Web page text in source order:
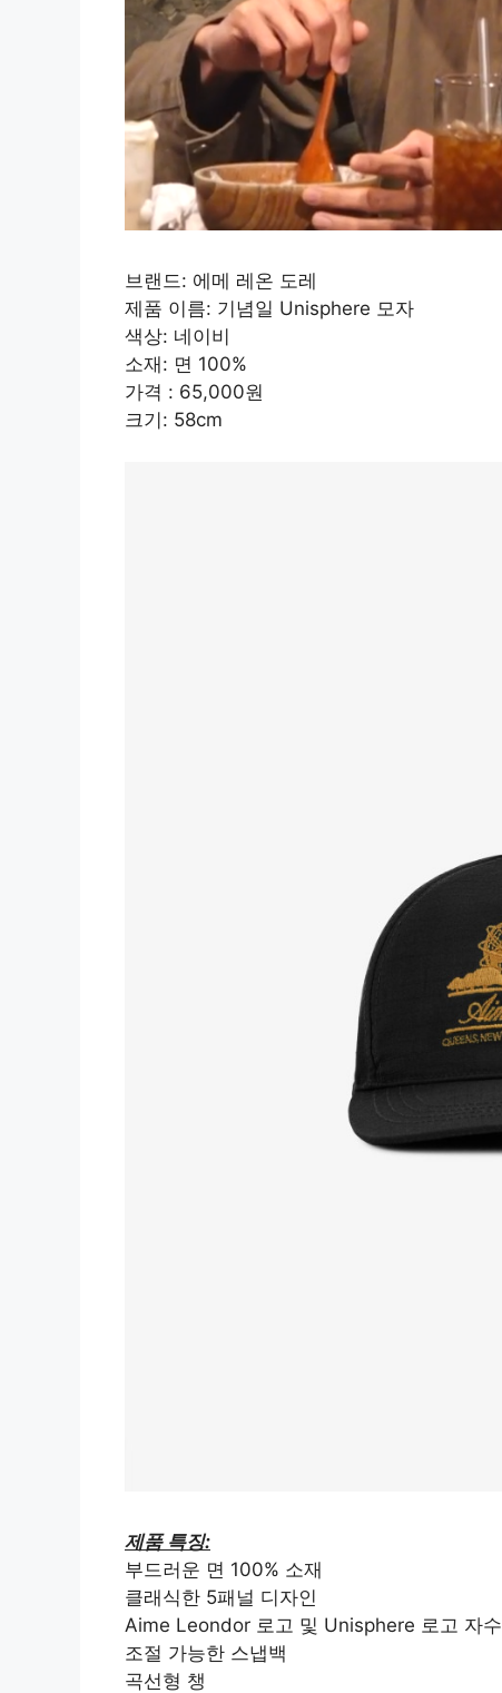
브랜드: 에메 레온 도레
제품 이름: 기념일 Unisphere 모자
색상: 네이비
소재: 면 100%
가격 : 65,000원
크기: 58cm
제품 특징:
부드러운 면 100% 소재
클래식한 5패널 디자인
Aime Leondor 로고 및 Unisphere 로고 자수
조절 가능한 스냅백
곡선형 챙